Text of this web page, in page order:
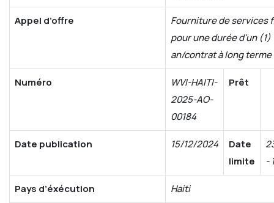
Appel d’offre
Fourniture de services
pour une durée d'un (1)
an/contrat à long terme
Numéro
WVI-HAITI-
2025-AO-
00184
Prêt
Date publication 15/12/2024
Date
limite
-
Pays d’éxécution Haiti